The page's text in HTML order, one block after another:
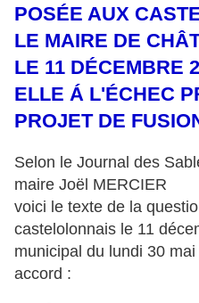
POSÉE AUX
LE MAIRE DE
LE 11 DÉCEMBRE
ELLE Á L'ÉCHEC
PROJET DE
Selon le Journal des
maire Joël MERCIER
voici le texte de la
castelolonnais le 11
municipal du lundi 30
accord :